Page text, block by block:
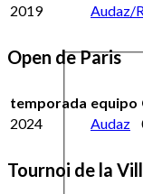
2019
Audaz/
Open de Paris
temporada equipo
2024
Audaz
Tournoi de la